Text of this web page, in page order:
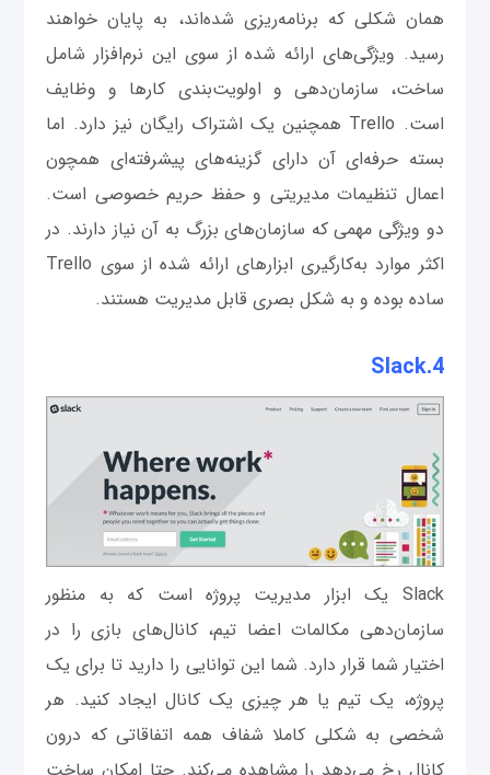
همان شکلی که برنامه‌ریزی شده‌اند، به پایان خواهند
رسید. ویژگی‌های ارائه شده از سوی این نرم‌افزار شامل
ساخت، سازمان‌دهی و اولویت‌بندی کارها و وظایف
است. Trello همچنین یک اشتراک رایگان نیز دارد. اما
بسته حرفه‌ای آن دارای گزینه‌های پیشرفته‌ای همچون
اعمال تنظیمات مدیریتی و حفظ حریم خصوصی است.
دو ویژگی مهمی که سازمان‌های بزرگ به آن نیاز دارند. در
اکثر موارد به‌کارگیری ابزارهای ارائه شده از سوی Trello
ساده بوده و به شکل بصری قابل مدیریت هستند.
4.
Slack
Slack یک ابزار مدیریت پروژه است که به منظور
سازمان‌دهی مکالمات اعضا تیم، کانال‌های بازی را در
اختیار شما قرار دارد. شما این توانایی را دارید تا برای یک
پروژه، یک تیم یا هر چیزی یک کانال ایجاد کنید. هر
شخصی به شکلی کاملا شفاف همه اتفاقاتی که درون